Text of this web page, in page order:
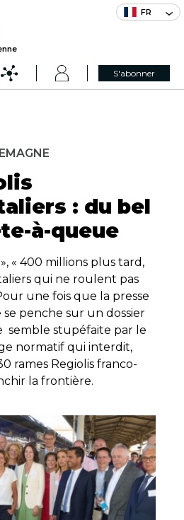
FR
S'abonner
: du bel
à-queue
« 400 millions plus tard,
qui ne roulent pas
une fois que la presse
se penche sur un dossier
semble stupéfaite par le
normatif qui interdit,
rames Regiolis franco-
la frontière.